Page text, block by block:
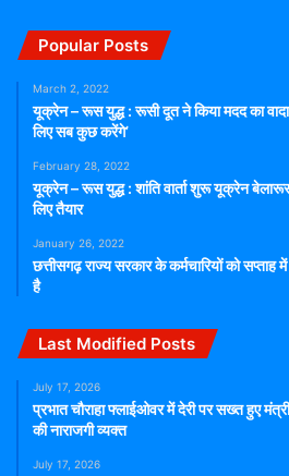
Popular Posts
March 2, 2022
यूक्रेन – रूस युद्ध : रूसी दूत ने किया मदद का
लिए सब कुछ करेंगे’
February 28, 2022
यूक्रेन – रूस युद्ध : शांति वार्ता शुरू यूक्रेन
लिए तैयार
January 26, 2022
छत्तीसगढ़ राज्य सरकार के कर्मचारियों को
है
Last Modified Posts
July 17, 2026
प्रभात चौराहा फ्लाईओवर में देरी पर सख्त हुए
की नाराजगी व्यक्त
July 17, 2026